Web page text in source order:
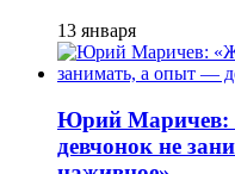
13 января
Юрий Маричев:
девчонок не